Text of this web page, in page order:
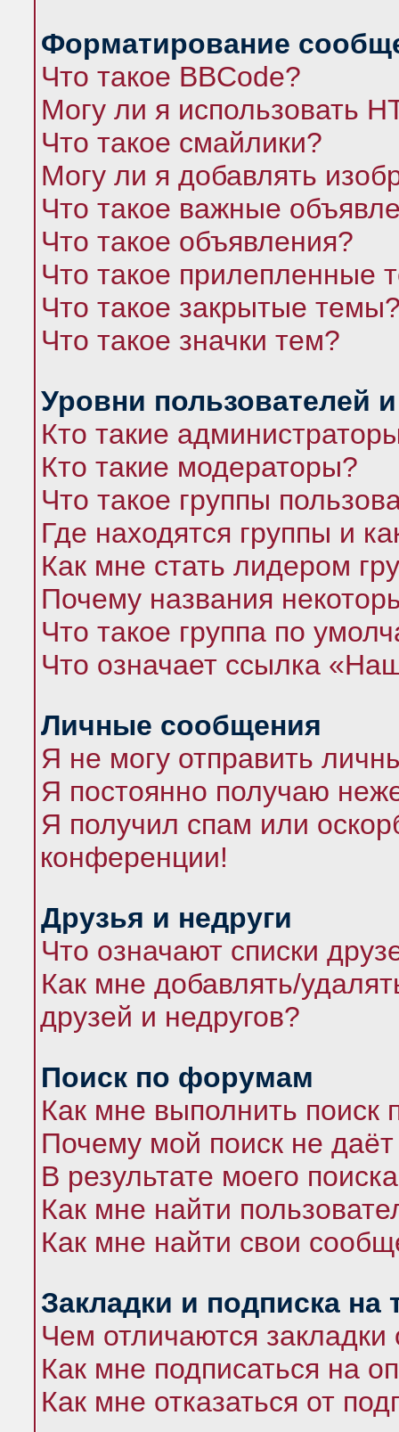
Форматирование
Что такое BBCode?
Могу ли я использовать
Что такое смайлики?
Могу ли я добавлять
Что такое важные
Что такое объявления?
Что такое прилепленные
Что такое закрытые
Что такое значки тем?
Уровни пользователей
Кто такие
Кто такие модераторы?
Что такое группы
Где находятся группы и
Как мне стать лидером
Почему названия
Что такое группа по
Что означает ссылка
Личные сообщения
Я не могу отправить
Я постоянно получаю
Я получил спам или
конференции!
Друзья и недруги
Что означают списки
Как мне добавлять/
друзей и недругов?
Поиск по форумам
Как мне выполнить
Почему мой поиск не даёт
В результате моего
Как мне найти
Как мне найти свои
Закладки и подписка на
Чем отличаются закладки
Как мне подписаться на
Как мне отказаться от